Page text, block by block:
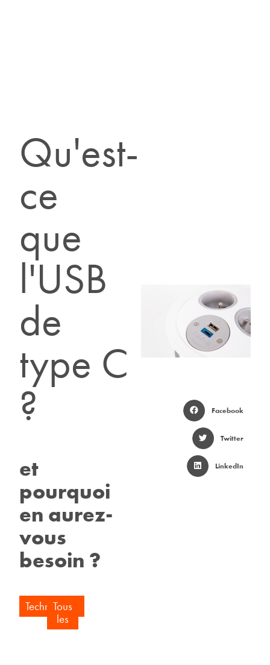
Qu'est-
ce
que
l'USB
de
type C
?
et
pourquoi
en aurez-
vous
besoin ?
Technologie
Tous
les
Facebook
Twitter
LinkedIn